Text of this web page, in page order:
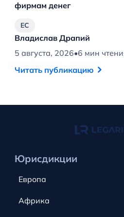
фирмам денег
Владислав Драпий
5 августа, 2026•6 мин
ЕС
Читать публикацию
Юрисдикции
Европа
Кипр
Африка